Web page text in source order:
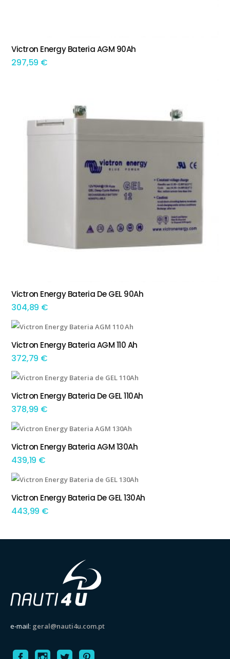
ADICIONAR
Victron Energy Bateria AGM 90Ah
297,59 €
ADICIONAR
Victron Energy Bateria De GEL 90Ah
304,89 €
ADICIONAR
Victron Energy Bateria AGM 110 Ah
372,79 €
ADICIONAR
Victron Energy Bateria De GEL 110Ah
378,99 €
ADICIONAR
Victron Energy Bateria AGM 130Ah
439,19 €
ADICIONAR
Victron Energy Bateria De GEL 130Ah
443,99 €
e-mail: geral@nauti4u.com.pt